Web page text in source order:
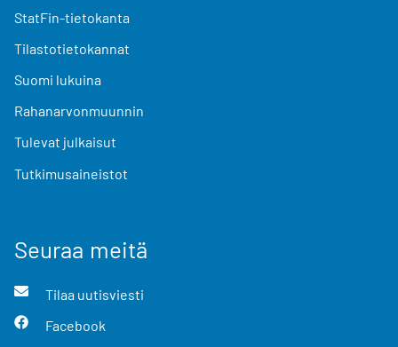
StatFin-tietokanta
Tilastotietokannat
Suomi lukuina
Rahanarvonmuunnin
Tulevat julkaisut
Tutkimusaineistot
Seuraa meitä
Tilaa uutisviesti
Facebook